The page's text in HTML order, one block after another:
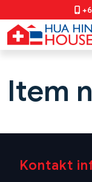
Item
Kontakt